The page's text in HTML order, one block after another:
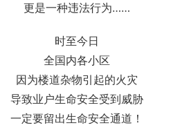
更是一种违法行为……
时至今日
全国内各小区
因为楼道杂物引起的火灾
导致业户生命安全受到威胁
一定要留出生命安全通道！